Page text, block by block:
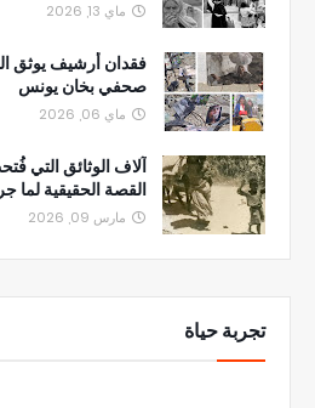
ماي 13, 2026
فقدان أرشيف يوثق
صحفي بخان يونس
ماي 06, 2026
آلاف الوثائق التي
القصة الحقيقية لما جرى
مارس 09, 2026
تجربة حياة